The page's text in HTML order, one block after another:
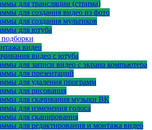
для трансляции (стрима)
для создания видео из фото
для создания мультиков
для ютуба
видео
видео с ютуба
для записи видео с экрана компьютера
для презентаций
для удаления программ
для рисования
для скачивания музыки ВК
для изменения голоса
для сканирования
для редактирования и монтажа видео